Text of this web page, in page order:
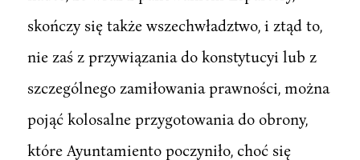
skończy się także wszechwładztwo, i ztąd to,
nie zaś z przywiązania do konstytucyi lub z
szczególnego zamiłowania prawności, można
pojąć kolosalne przygotowania do obrony,
które Ayuntamiento poczyniło, choć się